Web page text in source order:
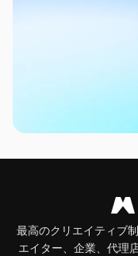
最高のクリエイティブ
エイター、企業、代理